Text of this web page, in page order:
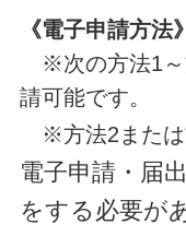
《電子申請方法》
※次の方法1～
請可能です。
※方法2または
電子申請・届
をする必要が